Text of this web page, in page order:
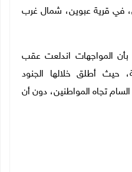
في قرية عبوين، شمال غرب
بأن المواجهات اندلعت عقب
حيث أطلق خلالها الجنود
تجاه المواطنين، دون أن